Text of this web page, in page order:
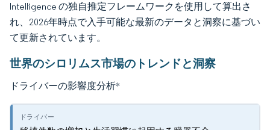
Intelligence の独自推定フレームワークを使用して算出さ
れ、2026年時点で入手可能な最新のデータと洞察に基づい
て更新されています。
世界のシロリムス市場のトレンドと洞察
ドライバーの影響度分析*